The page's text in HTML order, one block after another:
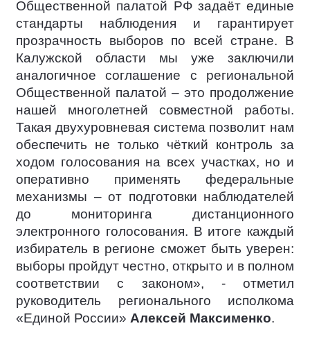
Общественной палатой РФ задаёт единые
стандарты наблюдения и гарантирует
прозрачность выборов по всей стране. В
Калужской области мы уже заключили
аналогичное соглашение с региональной
Общественной палатой – это продолжение
нашей многолетней совместной работы.
Такая двухуровневая система позволит нам
обеспечить не только чёткий контроль за
ходом голосования на всех участках, но и
оперативно применять федеральные
механизмы – от подготовки наблюдателей
до мониторинга дистанционного
электронного голосования. В итоге каждый
избиратель в регионе сможет быть уверен:
выборы пройдут честно, открыто и в полном
соответствии с законом», - отметил
руководитель регионального исполкома
«Единой России» Алексей Максименко.